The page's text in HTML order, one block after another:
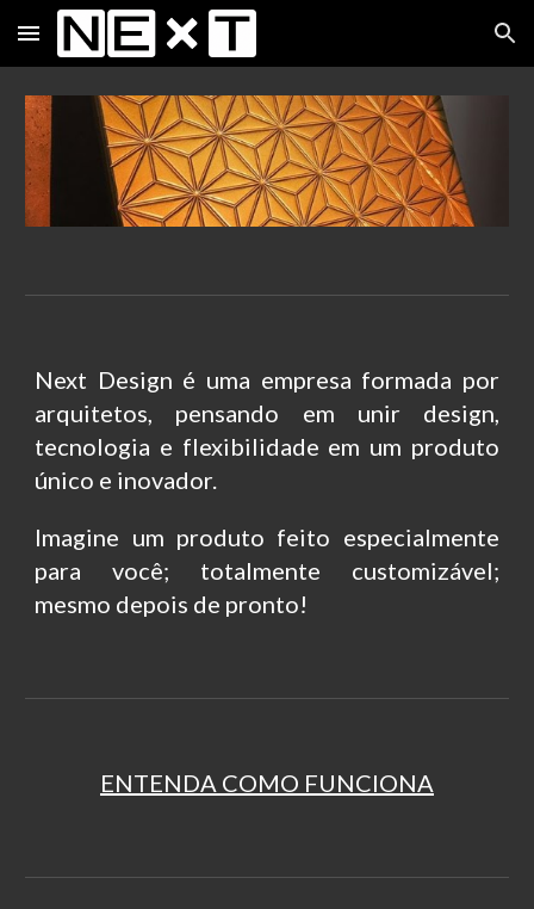
Skip to main content Skip to navigation
Next Design é uma empresa formada por
arquitetos, pensando em unir design,
tecnologia e flexibilidade em um produto
único e inovador.
Imagine um produto feito especialmente
para você; totalmente customizável;
mesmo depois de pronto!
ENTENDA COMO FUNCIONA